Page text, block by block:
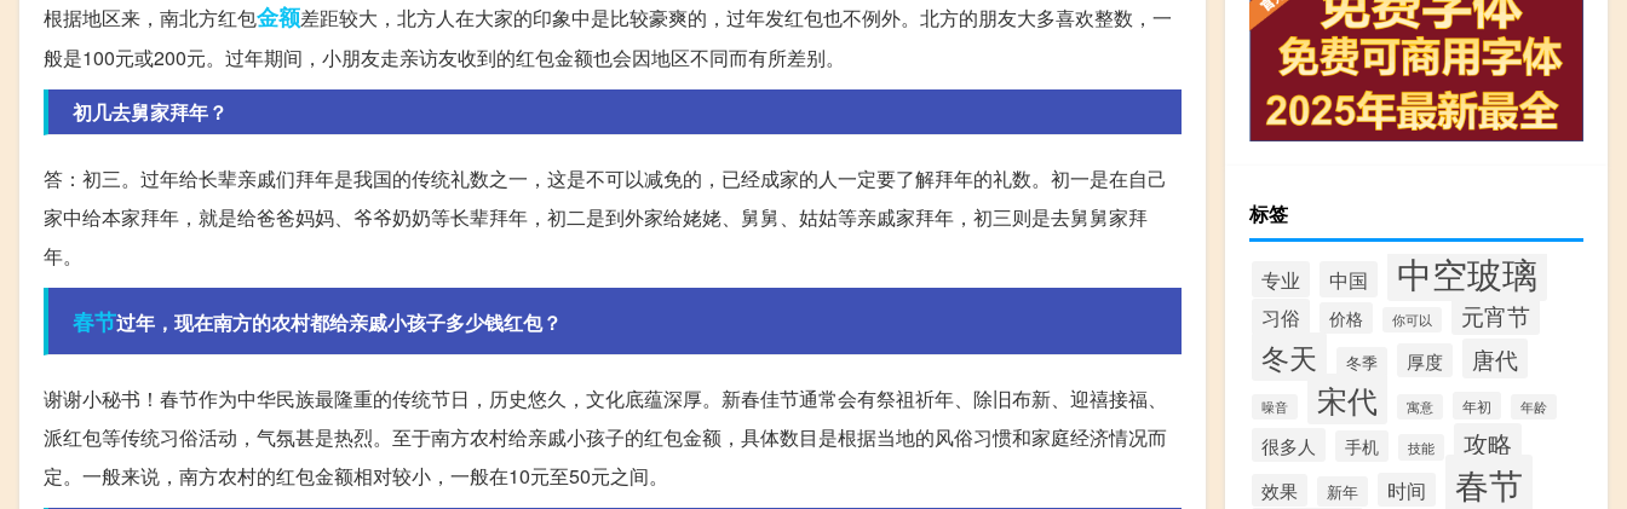
根据地区来，南北方红包金额差距较大，北方人在大家的印象中是比较豪爽的，过年发红包也不例外。北方的朋友大多喜欢整数，一
般是100元或200元。过年期间，小朋友走亲访友收到的红包金额也会因地区不同而有所差别。
初几去舅家拜年？
答：初三。过年给长辈亲戚们拜年是我国的传统礼数之一，这是不可以减免的，已经成家的人一定要了解拜年的礼数。初一是在自己
家中给本家拜年，就是给爸爸妈妈、爷爷奶奶等长辈拜年，初二是到外家给姥姥、舅舅、姑姑等亲戚家拜年，初三则是去舅舅家拜
年。
春节过年，现在南方的农村都给亲戚小孩子多少钱红包？
谢谢小秘书！春节作为中华民族最隆重的传统节日，历史悠久，文化底蕴深厚。新春佳节通常会有祭祖祈年、除旧布新、迎禧接福、
派红包等传统习俗活动，气氛甚是热烈。至于南方农村给亲戚小孩子的红包金额，具体数目是根据当地的风俗习惯和家庭经济情况而
定。一般来说，南方农村的红包金额相对较小，一般在10元至50元之间。
标签
专业 中国 中空玻璃
习俗 价格 你可以 元宵节
冬天 冬季 厚度 唐代
噪音 宋代 寓意 年初 年龄
很多人 手机 技能 攻略
效果 新年 时间 春节